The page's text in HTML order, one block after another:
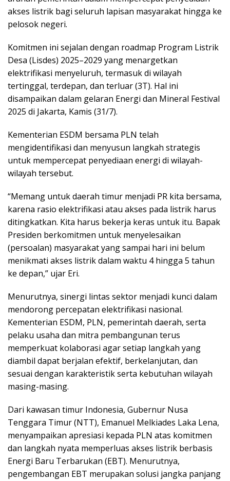
akses listrik bagi seluruh lapisan masyarakat hingga ke
pelosok negeri.
Komitmen ini sejalan dengan roadmap Program Listrik
Desa (Lisdes) 2025–2029 yang menargetkan
elektrifikasi menyeluruh, termasuk di wilayah
tertinggal, terdepan, dan terluar (3T). Hal ini
disampaikan dalam gelaran Energi dan Mineral Festival
2025 di Jakarta, Kamis (31/7).
Kementerian ESDM bersama PLN telah
mengidentifikasi dan menyusun langkah strategis
untuk mempercepat penyediaan energi di wilayah-
wilayah tersebut.
“Memang untuk daerah timur menjadi PR kita bersama,
karena rasio elektrifikasi atau akses pada listrik harus
ditingkatkan. Kita harus bekerja keras untuk itu. Bapak
Presiden berkomitmen untuk menyelesaikan
(persoalan) masyarakat yang sampai hari ini belum
menikmati akses listrik dalam waktu 4 hingga 5 tahun
ke depan,” ujar Eri.
Menurutnya, sinergi lintas sektor menjadi kunci dalam
mendorong percepatan elektrifikasi nasional.
Kementerian ESDM, PLN, pemerintah daerah, serta
pelaku usaha dan mitra pembangunan terus
memperkuat kolaborasi agar setiap langkah yang
diambil dapat berjalan efektif, berkelanjutan, dan
sesuai dengan karakteristik serta kebutuhan wilayah
masing-masing.
Dari kawasan timur Indonesia, Gubernur Nusa
Tenggara Timur (NTT), Emanuel Melkiades Laka Lena,
menyampaikan apresiasi kepada PLN atas komitmen
dan langkah nyata memperluas akses listrik berbasis
Energi Baru Terbarukan (EBT). Menurutnya,
pengembangan EBT merupakan solusi jangka panjang